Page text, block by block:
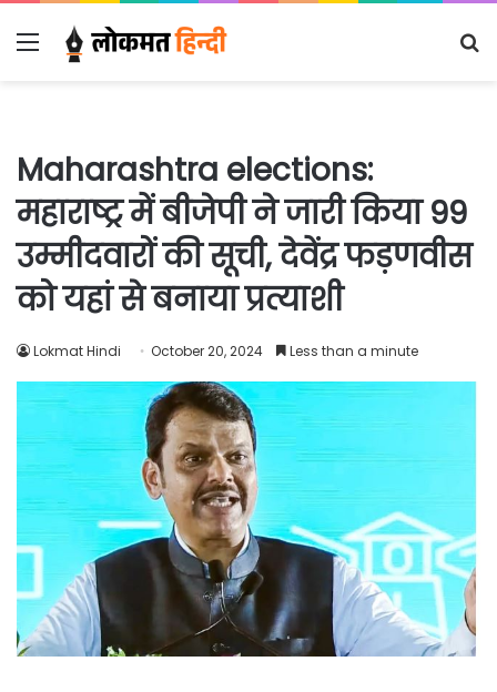
Menu
Maharashtra elections:
महाराष्ट्र में बीजेपी ने जारी किया 99
उम्मीदवारों की सूची, देवेंद्र फड़णवीस
को यहां से बनाया प्रत्याशी
Lokmat Hindi October 20, 2024 Less than a minute